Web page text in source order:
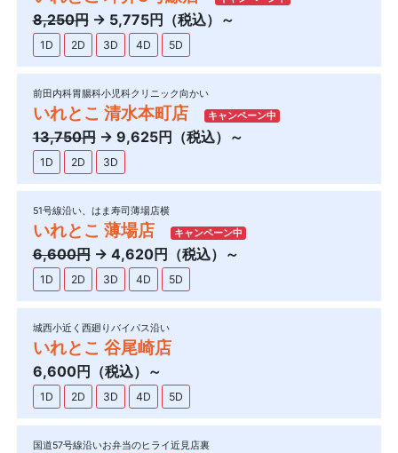
8,250円→ 5,775円（税込）～
1D 2D 3D 4D 5D
前田内科胃腸科小児科クリニック向かい
いれとこ 清水本町店 キャンペーン中
13,750円→ 9,625円（税込）～
1D 2D 3D
51号線沿い、はま寿司薄場店横
いれとこ 薄場店 キャンペーン中
6,600円→ 4,620円（税込）～
1D 2D 3D 4D 5D
城西小近く西廻りバイパス沿い
いれとこ 谷尾崎店
6,600円（税込）～
1D 2D 3D 4D 5D
国道57号線沿いお弁当のヒライ近見店裏